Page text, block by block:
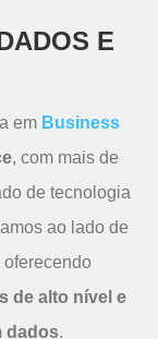
E
em Business
, com mais de
de tecnologia
ao lado de
de alto nível e
dados.